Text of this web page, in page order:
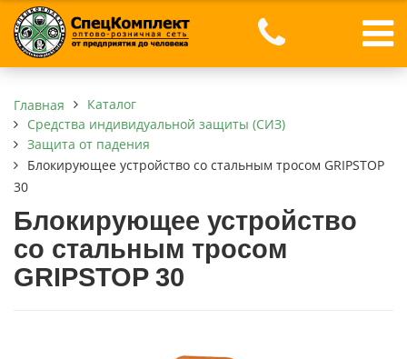
Главная
Каталог
Средства индивидуальной защиты (СИЗ)
Защита от падения
Блокирующее устройство со стальным тросом GRIPSTOP
30
Блокирующее устройство
со стальным тросом
GRIPSTOP 30